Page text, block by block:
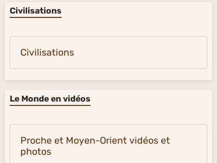
Civilisations
Civilisations
Le Monde en vidéos
Proche et Moyen-Orient vidéos et
photos